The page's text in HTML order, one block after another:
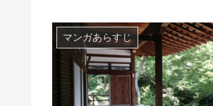
マンガあらすじ